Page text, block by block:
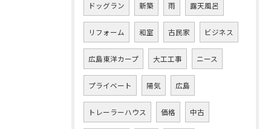
ドッグラン 新築 雨 露天風呂
リフォーム 和室 古民家 ビジネス
広島東洋カープ 大工工事 ニース
プライベート 陽気 広島
トレーラーハウス 価格 中古